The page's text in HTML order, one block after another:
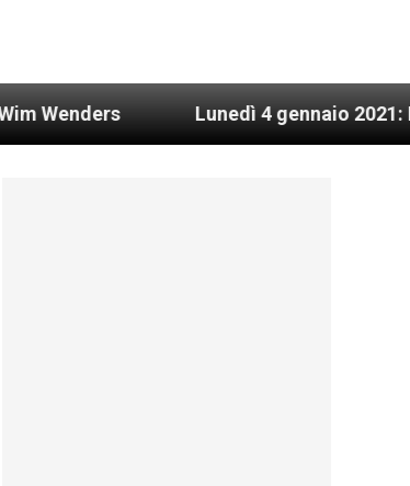
Lunedì 4 gennaio 2021: Possesso